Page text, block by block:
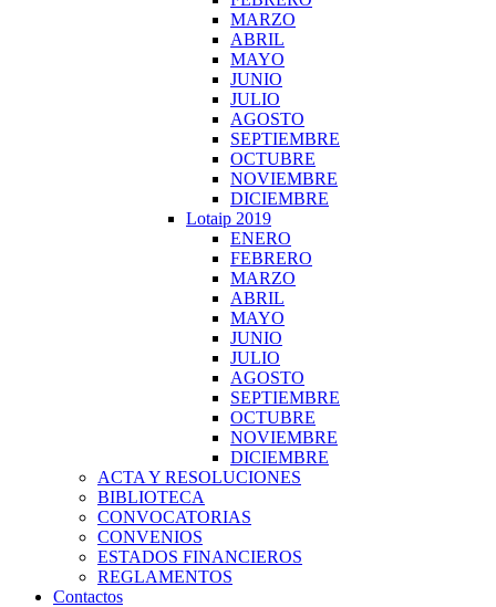
MARZO
ABRIL
MAYO
JUNIO
JULIO
AGOSTO
SEPTIEMBRE
OCTUBRE
NOVIEMBRE
DICIEMBRE
Lotaip 2019
ENERO
FEBRERO
MARZO
ABRIL
MAYO
JUNIO
JULIO
AGOSTO
SEPTIEMBRE
OCTUBRE
NOVIEMBRE
DICIEMBRE
ACTA Y RESOLUCIONES
BIBLIOTECA
CONVOCATORIAS
CONVENIOS
ESTADOS FINANCIEROS
REGLAMENTOS
Contactos